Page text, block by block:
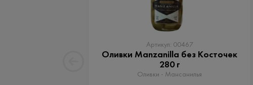
Артикул: 00467
Оливки Manzanilla без Косточек
280 г
Оливки - Мансанилья